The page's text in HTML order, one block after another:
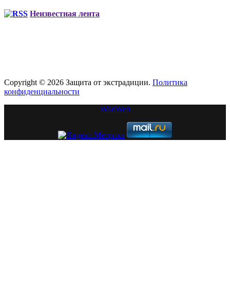
Неизвестная лента
Copyright © 2026 Защита от экстрадиции. Политика
конфиденциальности
WildWeb